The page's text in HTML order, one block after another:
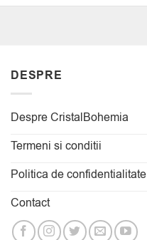
DESPRE
Despre CristalBohemia
Termeni si conditii
Politica de confidentialitate
Contact